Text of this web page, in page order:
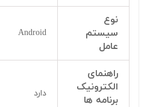
نوع
سیستم
عامل
Android
راهنمای
الکترونیک
برنامه ها
دارد